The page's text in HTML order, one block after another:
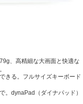
、高精細な大画面と快適な
きる。フルサイズキーボード
。dynaPad（ダイナパッド）